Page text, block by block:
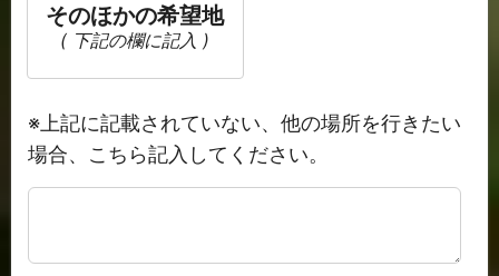
そのほかの希望地
( 下記の欄に記入 )
※上記に記載されていない、他の場所を行きたい
場合、こちら記入してください。